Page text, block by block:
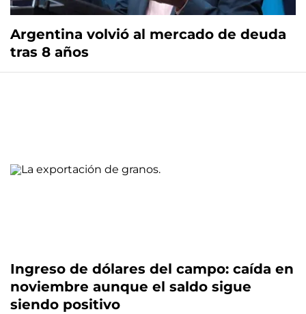
Argentina volvió al mercado de deuda
tras 8 años
Ingreso de dólares del campo: caída en
noviembre aunque el saldo sigue
siendo positivo